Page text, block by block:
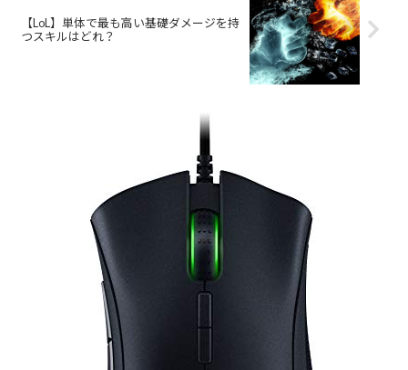
【LoL】単体で最も高い基礎ダメージを持
つスキルはどれ？